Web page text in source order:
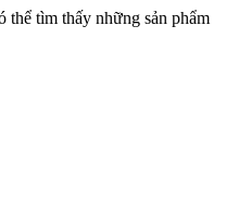
tìm thấy những sản phẩm